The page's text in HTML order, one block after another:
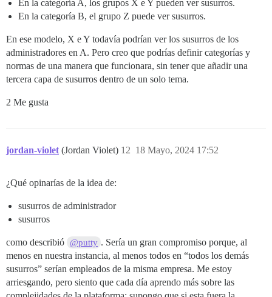
En la categoría A, los grupos X e Y pueden ver susurros.
En la categoría B, el grupo Z puede ver susurros.
En ese modelo, X e Y todavía podrían ver los susurros de los
administradores en A. Pero creo que podrías definir categorías y
normas de una manera que funcionara, sin tener que añadir una
tercera capa de susurros dentro de un solo tema.
2 Me gusta
jordan-violet (Jordan Violet) 18 Mayo, 2024 17:52
12
¿Qué opinarías de la idea de:
susurros de administrador
susurros
como describió @putty . Sería un gran compromiso porque, al
menos en nuestra instancia, al menos todos en “todos los demás
susurros” serían empleados de la misma empresa. Me estoy
arriesgando, pero siento que cada día aprendo más sobre las